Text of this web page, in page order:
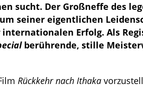
sucht. Der Großneffe des
seiner eigentlichen
internationalen Erfolg. Als
berührende, stille
Rückkehr nach Ithaka